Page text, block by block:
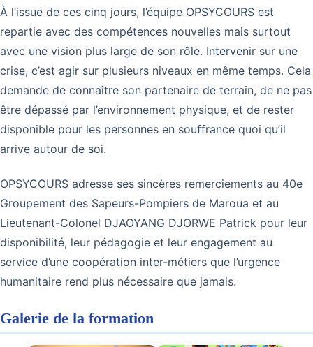
À l’issue de ces cinq jours, l’équipe OPSYCOURS est
repartie avec des compétences nouvelles mais surtout
avec une vision plus large de son rôle. Intervenir sur une
crise, c’est agir sur plusieurs niveaux en même temps. Cela
demande de connaître son partenaire de terrain, de ne pas
être dépassé par l’environnement physique, et de rester
disponible pour les personnes en souffrance quoi qu’il
arrive autour de soi.
OPSYCOURS adresse ses sincères remerciements au 40e
Groupement des Sapeurs-Pompiers de Maroua et au
Lieutenant-Colonel DJAOYANG DJORWE Patrick pour leur
disponibilité, leur pédagogie et leur engagement au
service d’une coopération inter-métiers que l’urgence
humanitaire rend plus nécessaire que jamais.
Galerie de la formation